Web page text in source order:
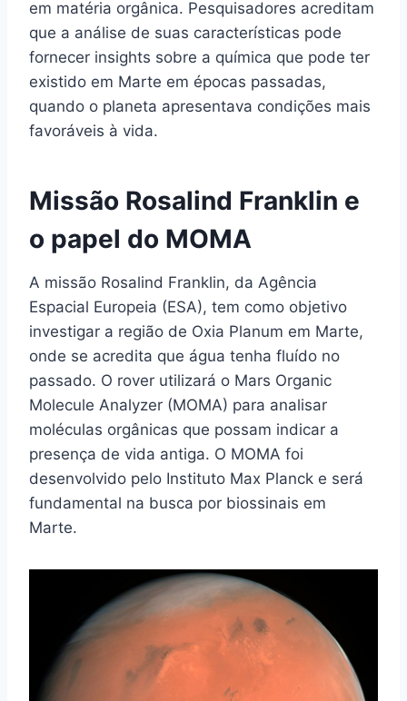
em matéria orgânica. Pesquisadores acreditam
que a análise de suas características pode
fornecer insights sobre a química que pode ter
existido em Marte em épocas passadas,
quando o planeta apresentava condições mais
favoráveis à vida.
Missão Rosalind Franklin e
o papel do MOMA
A missão Rosalind Franklin, da Agência
Espacial Europeia (ESA), tem como objetivo
investigar a região de Oxia Planum em Marte,
onde se acredita que água tenha fluído no
passado. O rover utilizará o Mars Organic
Molecule Analyzer (MOMA) para analisar
moléculas orgânicas que possam indicar a
presença de vida antiga. O MOMA foi
desenvolvido pelo Instituto Max Planck e será
fundamental na busca por biossinais em
Marte.